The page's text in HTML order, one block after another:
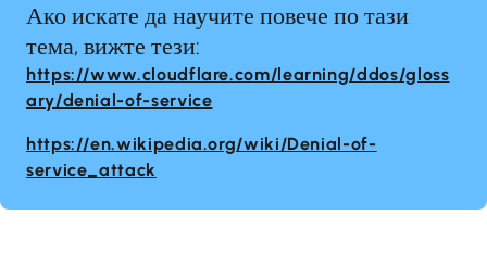
Ако искате да научите повече по тази
тема, вижте тези:
https://www.cloudflare.com/learning/ddos/gloss
ary/denial-of-service
https://en.wikipedia.org/wiki/Denial-of-
service_attack